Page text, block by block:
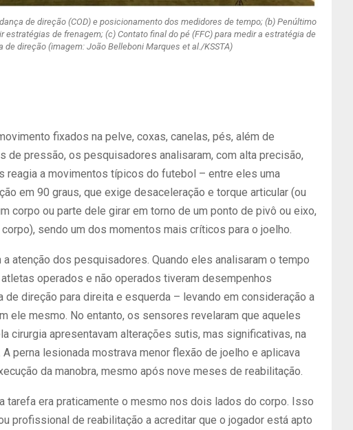
de direção (COD) e posicionamento dos medidores de tempo; (b) Penúltimo
estratégias de frenagem; (c) Contato final do pé (FFC) para medir a estratégia de
de direção (imagem: João Belleboni Marques et al./KSSTA)
fixados na pelve, coxas, canelas, pés, além de
de pressão, os pesquisadores analisaram, com alta precisão,
reagia a movimentos típicos do futebol – entre eles uma
em 90 graus, que exige desaceleração e torque articular (ou
corpo ou parte dele girar em torno de um ponto de pivô ou eixo,
sendo um dos momentos mais críticos para o joelho.
atenção dos pesquisadores. Quando eles analisaram o tempo
operados e não operados tiveram desempenhos
de direção para direita e esquerda – levando em consideração a
ele mesmo. No entanto, os sensores revelaram que aqueles
cirurgia apresentavam alterações sutis, mas significativas, na
perna lesionada mostrava menor flexão de joelho e aplicava
da manobra, mesmo após nove meses de reabilitação.
tarefa era praticamente o mesmo nos dois lados do corpo. Isso
profissional de reabilitação a acreditar que o jogador está apto